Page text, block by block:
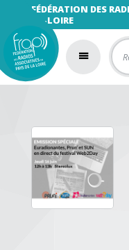
FÉDÉRATION DES
LA-LOIRE